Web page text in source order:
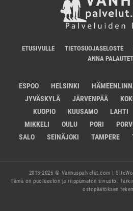
ETUSIVULLE TIETOSUOJASELOSTE
ANNA
ESPOO HELSINKI
JYVÄSKYLÄ
JÄRVENPÄÄ
KUOPIO
KUUSAMO LAHTI
MIKKELI
OULU PORI
SALO
SEINÄJOKI TAMPERE
2018-2026 © Vanhuspalvelut.com |
Tämä on puolueeton ja riippumaton sivusto.
ostopäätöksen